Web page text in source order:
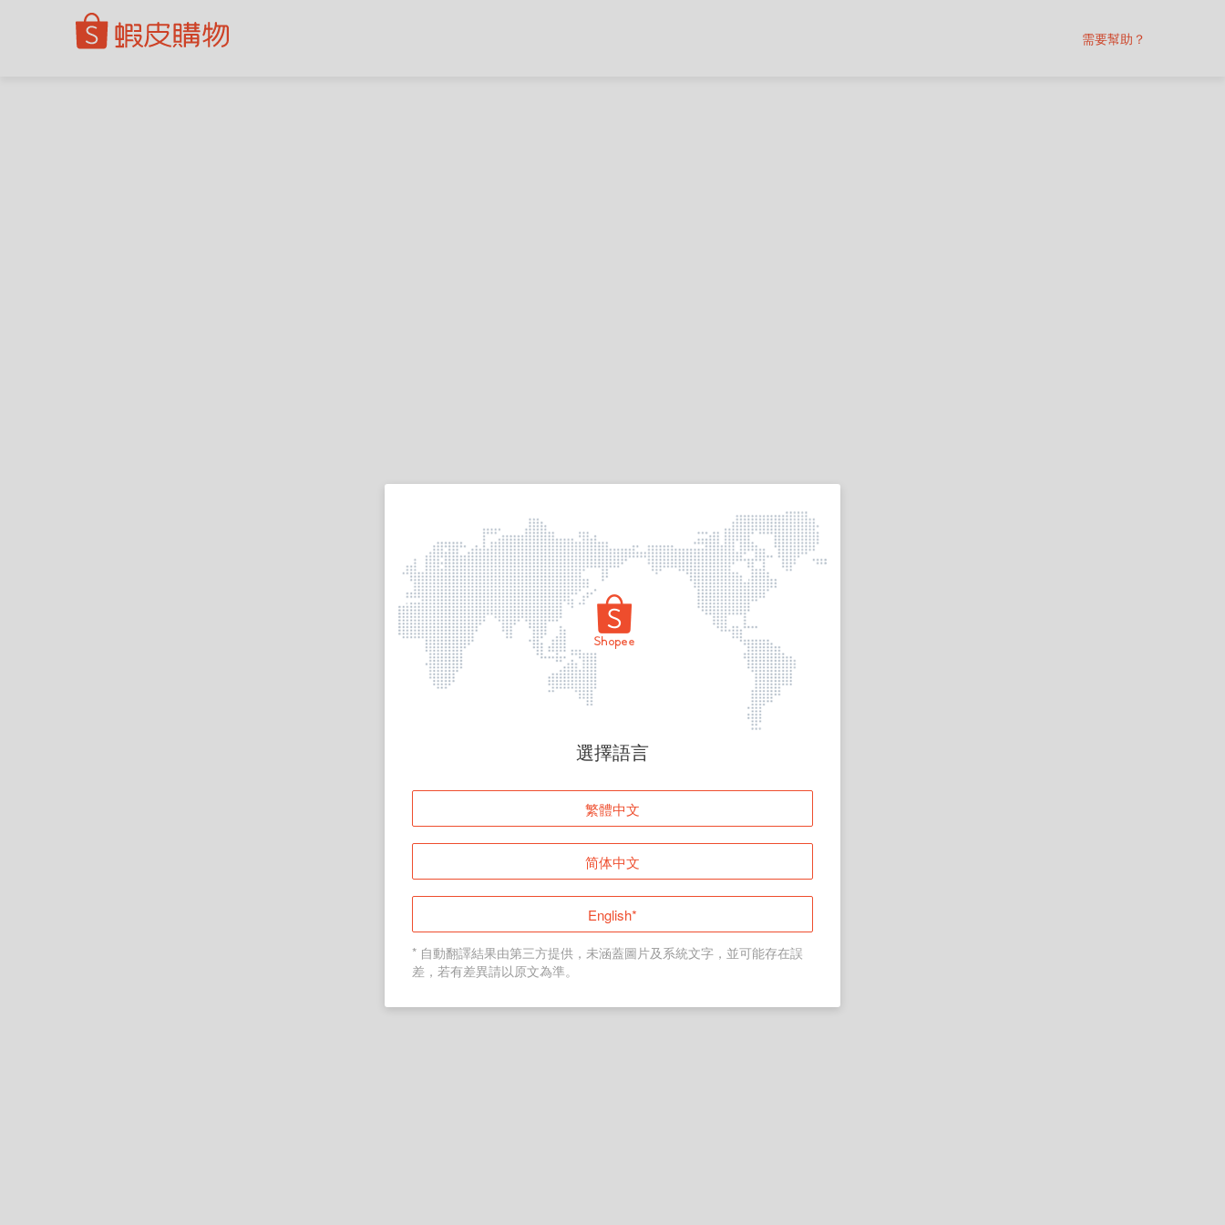
需要幫助？
頁面無法顯示
登入
返回首頁
選擇語言
繁體中文
简体中文
English*
* 自動翻譯結果由第三方提供，未涵蓋圖片及系統文字，並可能存在誤
差，若有差異請以原文為準。